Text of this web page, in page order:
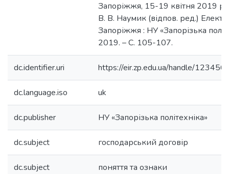
Запоріжжя, 15-19 квітня 2019 р.
В. В. Наумик (відпов. ред.)
Запоріжжя : НУ «Запорізька
2019. – С. 105-107.
dc.identifier.uri https://eir.zp.edu.ua/handle/
dc.language.iso uk
dc.publisher НУ «Запорізька політехніка»
dc.subject господарський договір
dc.subject поняття та ознаки